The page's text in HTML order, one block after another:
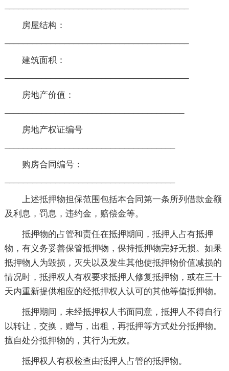
房屋结构：
建筑面积：
房地产价值：
房地产权证编号
购房合同编号：
上述抵押物担保范围包括本合同第一条所列借款金额
及利息，罚息，违约金，赔偿金等。
抵押物的占管和责任在抵押期间，抵押人占有抵押
物，有义务妥善保管抵押物，保持抵押物完好无损。如果
抵押物人为毁损，灭失以及发生其他使抵押物价值减损的
情况时，抵押权人有权要求抵押人修复抵押物，或在三十
天内重新提供相应的经抵押权人认可的其他等值抵押物。
抵押期间，未经抵押权人书面同意，抵押人不得自行
以转让，交换，赠与，出租，再抵押等方式处分抵押物。
擅自处分抵押物的，其行为无效。
抵押权人有权检查由抵押人占管的抵押物。